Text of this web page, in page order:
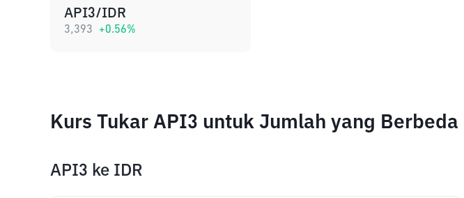
API3/IDR
3,393 +0.56%
Kurs Tukar API3 untuk Jumlah yang Berbeda
API3 ke IDR